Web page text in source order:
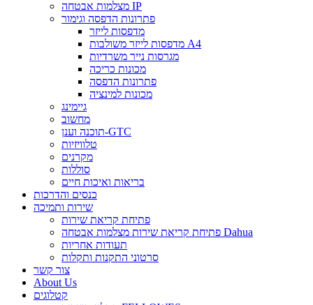
מצלמות אבטחה IP
פתרונות הדפסה וגימור
מדפסות לייזר
מדפסות לייזר משולבות A4
מגרסות נייר משרדיות
מכונות כריכה
פתרונות הדפסה
מכונות למינציה
גיימינג
מחשוב
תוכנה וענן-GTC
טלוויזיות
מקרנים
סוללות
בריאות ואיכות חיים
כנסים והדרכות
שירות ותמיכה
פתיחת קריאת שירות
פתיחת קריאת שירות מצלמות אבטחה Dahua
תעודות אחריות
סרטוני התקנות ותקלות
צור קשר
About Us
קטלוגים